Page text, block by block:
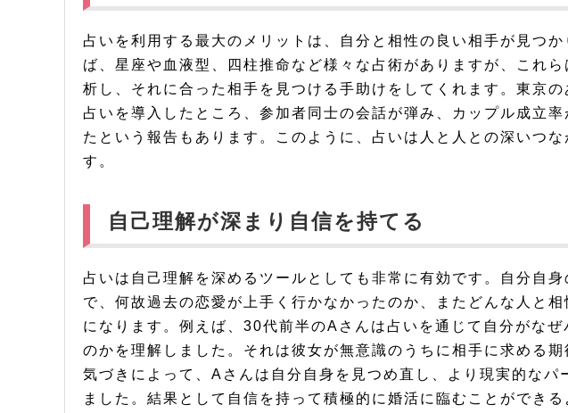
占いを利用する最大のメリットは、自分と相性の良い相手が見つか
ば、星座や血液型、四柱推命など様々な占術がありますが、これ
析し、それに合った相手を見つける手助けをしてくれます。東京
占いを導入したところ、参加者同士の会話が弾み、カップル成立
たという報告もあります。このように、占いは人と人との深いつ
す。
自己理解が深まり自信を持てる
占いは自己理解を深めるツールとしても非常に有効です。自分自
で、何故過去の恋愛が上手く行かなかったのか、またどんな人と
になります。例えば、30代前半のAさんは占いを通じて自分がな
のかを理解しました。それは彼女が無意識のうちに相手に求める
気づきによって、Aさんは自分自身を見つめ直し、より現実的なパ
ました。結果として自信を持って積極的に婚活に臨むことができ